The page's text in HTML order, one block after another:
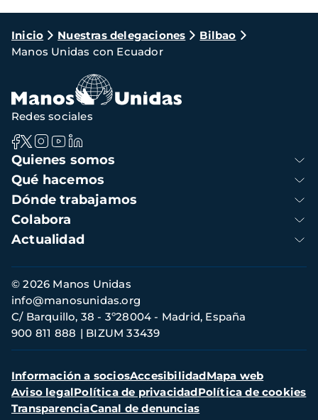
Ruta
de
navegación
Inicio Nuestras delegaciones
Bilbao
Manos Unidas con Ecuador
Navegación
principal
Quienes somos
Qué hacemos
Dónde trabajamos
Colabora
Actualidad
Redes sociales
Información
de
contacto
© 2026 Manos Unidas
C/ Barquillo, 38 - 3º28004 - Madrid, España
900 811 888
BIZUM 33439
info@manosunidas.org
Menú
secundario
Información a sociosAccesibilidadMapa web
Aviso legalPolítica de privacidadPolítica de cookies
TransparenciaCanal de denuncias